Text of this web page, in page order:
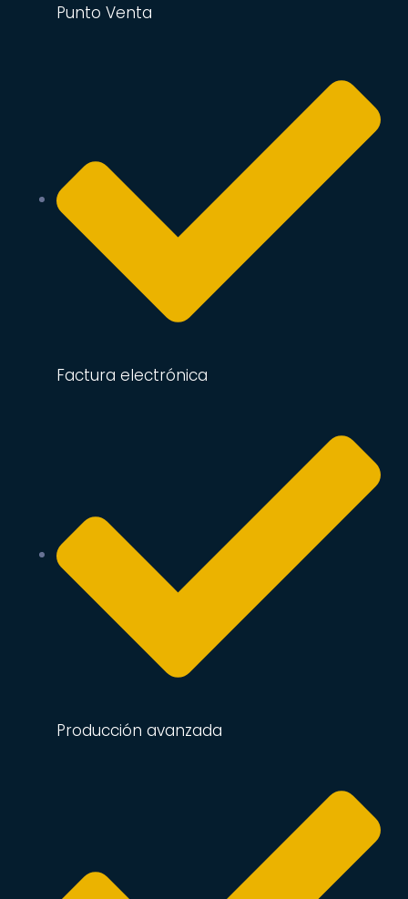
Punto Venta
Factura electrónica
Producción avanzada